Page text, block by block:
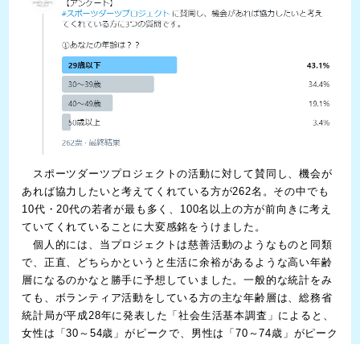
スポーツダーツプロジェクトの活動に対して賛同し、機会が
あれば協力したいと考えてくれている方が262名。その中でも
10代・20代の若者が最も多く、100名以上の方が前向きに考え
ていてくれていることに大変感銘をうけました。
個人的には、当プロジェクトは慈善活動のようなものと同類
で、正直、どちらかというと生活に余裕があるような高い年齢
層になるのかなと勝手に予想していました。一般的な統計をみ
ても、ボランティア活動をしている方の主な年齢層は、総務省
統計局が平成28年に発表した「社会生活基本調査」によると、
女性は「30～54歳」がピークで、男性は「70～74歳」がピーク